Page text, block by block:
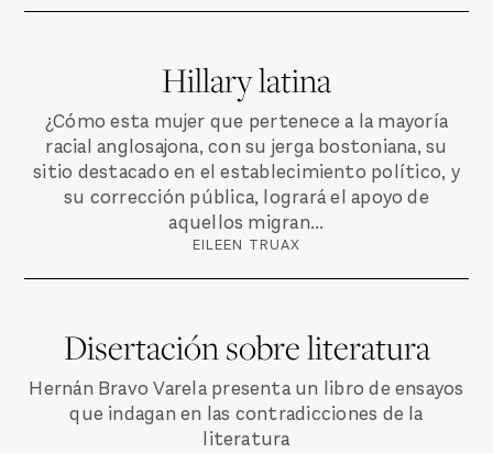
Hillary latina
¿Cómo esta mujer que pertenece a la mayoría
racial anglosajona, con su jerga bostoniana, su
sitio destacado en el establecimiento político, y
su corrección pública, logrará el apoyo de
aquellos migran...
EILEEN TRUAX
Disertación sobre literatura
Hernán Bravo Varela presenta un libro de ensayos
que indagan en las contradicciones de la
literatura